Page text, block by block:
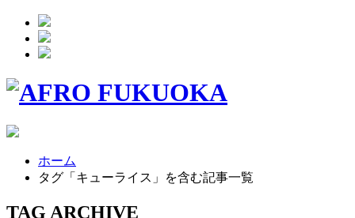
ホーム
タグ「キューライス」を含む記事一覧
TAG ARCHIVE